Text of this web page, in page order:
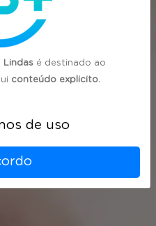
Lindas é destinado ao
conteúdo explicito.
de uso